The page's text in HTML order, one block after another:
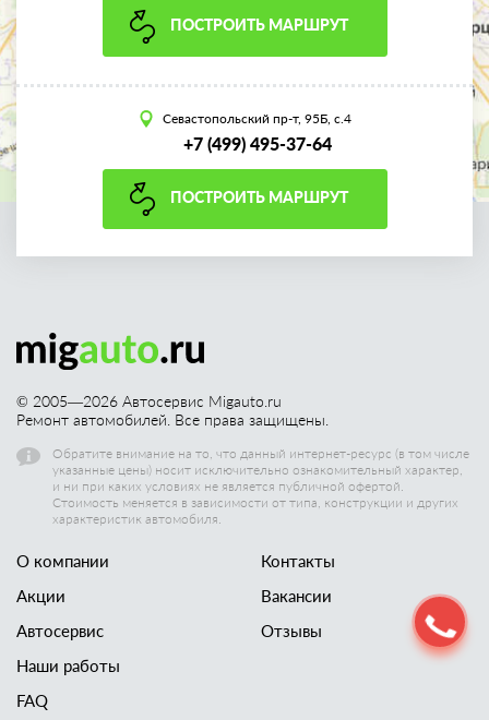
ПОСТРОИТЬ МАРШРУТ
Севастопольский пр-т, 95Б, с.4
+7 (499) 495-37-64
ПОСТРОИТЬ МАРШРУТ
© 2005—2026 Автосервис Migauto.ru
Ремонт автомобилей. Все права защищены.
Обратите внимание на то, что данный интернет-ресурс (в том числе
указанные цены) носит исключительно ознакомительный характер,
и ни при каких условиях не является публичной офертой.
Стоимость меняется в зависимости от типа, конструкции и других
характеристик автомобиля.
О компании
Акции
Автосервис
Наши работы
Контакты
Вакансии
Отзывы
FAQ